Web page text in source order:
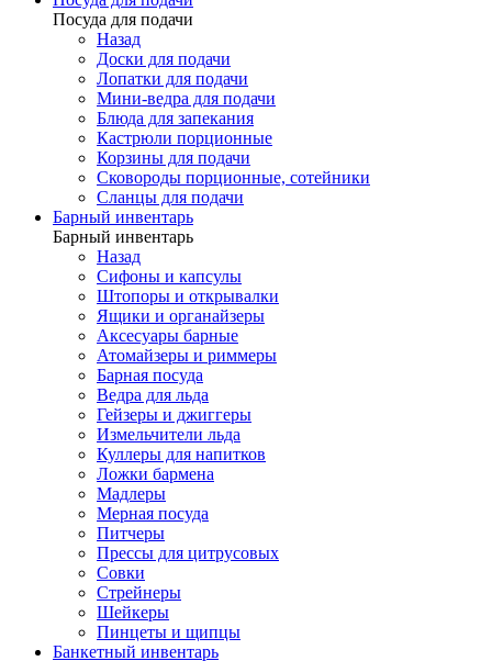
Посуда для подачи
Назад
Доски для подачи
Лопатки для подачи
Мини-ведра для подачи
Блюда для запекания
Кастрюли порционные
Корзины для подачи
Сковороды порционные, сотейники
Сланцы для подачи
Барный инвентарь
Барный инвентарь
Назад
Сифоны и капсулы
Штопоры и открывалки
Ящики и органайзеры
Аксесуары барные
Атомайзеры и риммеры
Барная посуда
Ведра для льда
Гейзеры и джиггеры
Измельчители льда
Куллеры для напитков
Ложки бармена
Мадлеры
Мерная посуда
Питчеры
Прессы для цитрусовых
Совки
Стрейнеры
Шейкеры
Пинцеты и щипцы
Банкетный инвентарь